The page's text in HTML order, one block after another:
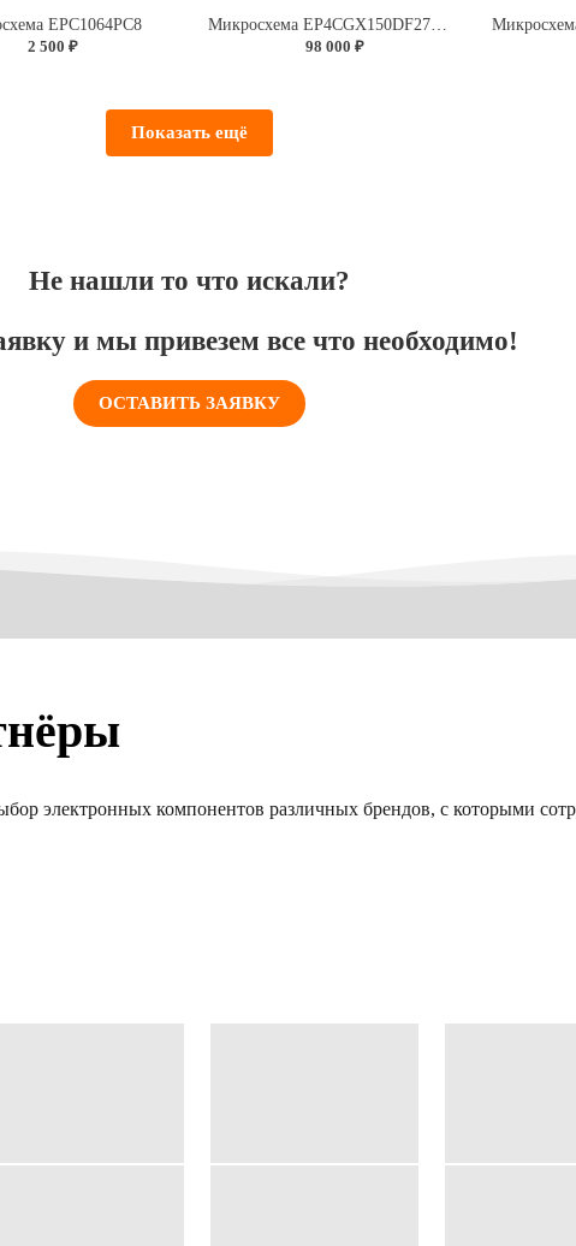
EPC1064PC8
2 500 ₽
98 000 ₽
Показать ещё
Не нашли то что искали?
и мы привезем все что необходимо!
ОСТАВИТЬ ЗАЯВКУ
электронных компонентов различных брендов, с которыми